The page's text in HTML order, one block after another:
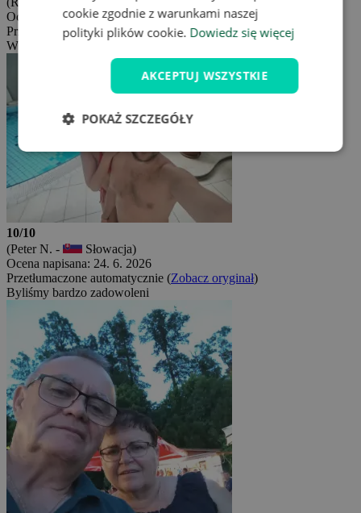
Ocena napisana: 4. 7. 2026
Przetłumaczone automatycznie (Zobacz oryginał)
Wszystko było idealne!
10/10
(Peter N. -
Słowacja)
Ocena napisana: 24. 6. 2026
Przetłumaczone automatycznie (Zobacz oryginał)
Byliśmy bardzo zadowoleni
cookie zgodnie z warunkami naszej
polityki plików cookie. Dowiedz się więcej
AKCEPTUJ WSZYSTKIE
POKAŻ SZCZEGÓŁY